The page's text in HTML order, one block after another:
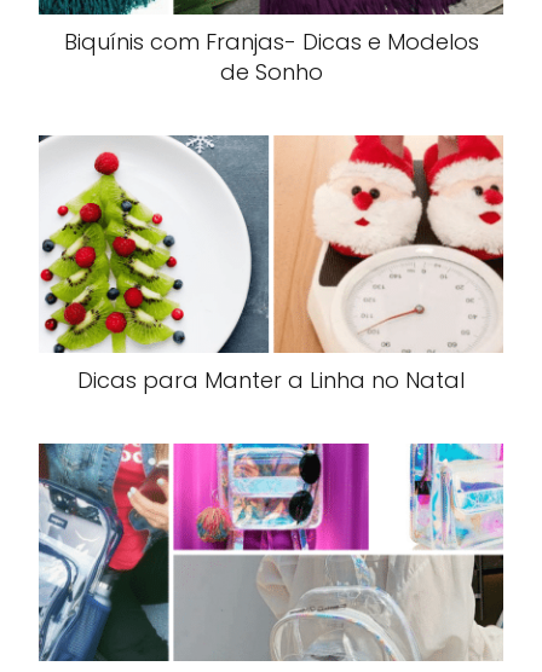
Biquínis com Franjas- Dicas e Modelos
de Sonho
Dicas para Manter a Linha no Natal